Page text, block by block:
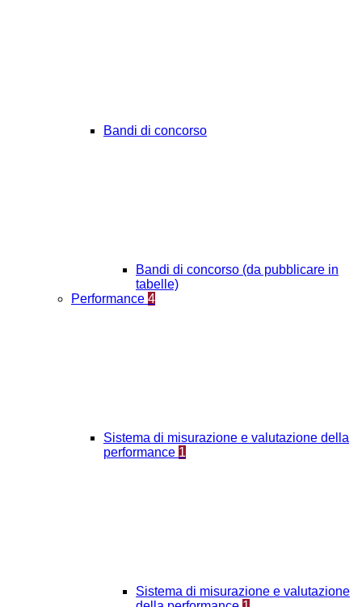
Bandi di concorso
Bandi di concorso (da pubblicare in
tabelle)
Performance 4
Sistema di misurazione e valutazione della
performance 1
Sistema di misurazione e valutazione